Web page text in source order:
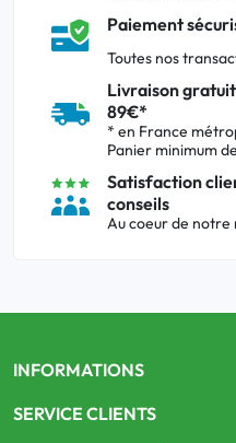
Paiement
Toutes nos
Livraison
89€*
* en France
Panier minimum
Satisfaction
conseils
Au coeur de notre
INFORMATIONS
SERVICE CLIENTS